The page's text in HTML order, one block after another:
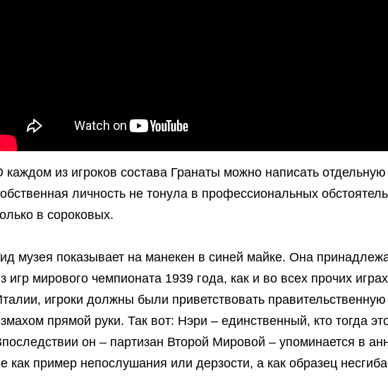
каждом из игроков состава Гранаты можно написать
личность не тонула в профессиональных
в сороковых.
музея показывает на манекен в синей майке. Она
игр мирового чемпионата 1939 года, как и во всех прочих
игроки должны были приветствовать
прямой руки. Так вот: Нэри – единственный, кто тогда
он – партизан Второй Мировой – упоминается в
как пример непослушания или дерзости, а как образец